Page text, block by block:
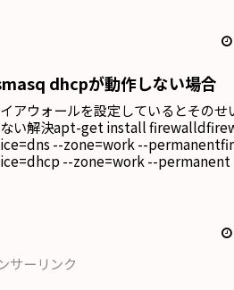
dhcpが動作しない場合
アウォールを設定しているとその
い解決apt-get install
--zone=work --
--zone=work --permanent
サーリンク